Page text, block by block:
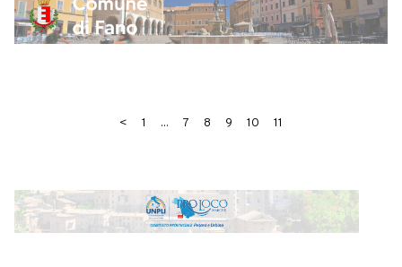
< 1 ... 7 8 9 10 11